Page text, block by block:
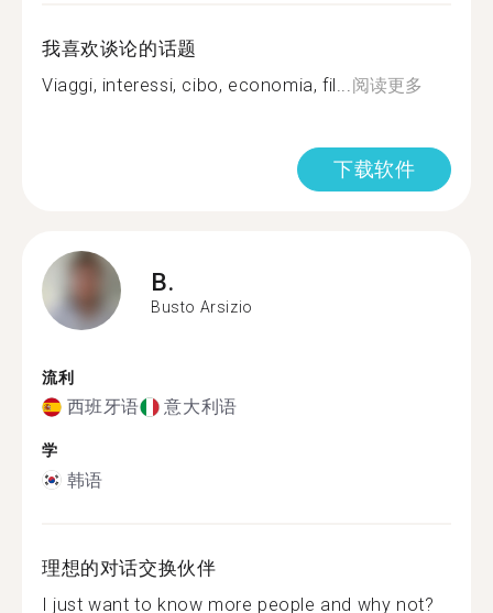
我喜欢谈论的话题
Viaggi, interessi, cibo, economia, fil... 阅读更多
下载软件
B.
Busto Arsizio
流利
西班牙语 意大利语
学
韩语
理想的对话交换伙伴
I just want to know more people and why not?